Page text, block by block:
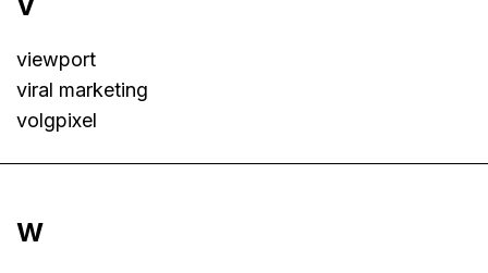
viewport
viral marketing
volgpixel
w